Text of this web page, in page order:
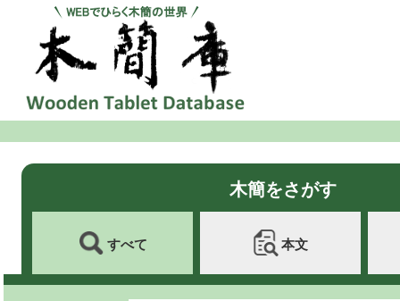
木簡をさがす
すべて 本文